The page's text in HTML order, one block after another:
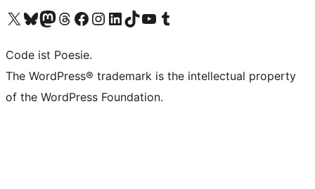
Unser X-Konto (früher Twitter) besuchen
Unser Bluesky-Konto besuchen
Unser Mastodon-Konto besuchen
Unser Threads-Konto besuchen
Unsere Facebook-Seite besuchen
Unser Instagram-Konto besuchen
Unser LinkedIn-Konto besuchen
Unser TikTok-Konto besuchen
Unseren YouTube-Kanal besuchen
Unser Tumblr-Konto besuchen
Code ist Poesie.
The WordPress® trademark is the intellectual property
of the WordPress Foundation.